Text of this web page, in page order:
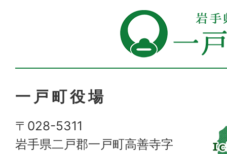
一戸町役場
〒028-5311
岩手県二戸郡一戸町高善寺字